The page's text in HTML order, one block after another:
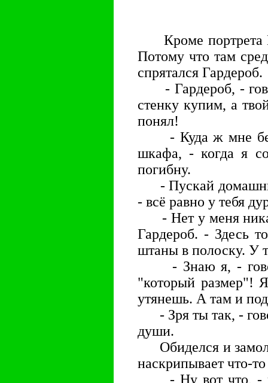
Кроме портрета
Потому что там
спрятался Гардероб.
- Гардероб, -
стенку купим, а
понял!
- Куда ж мне без
шкафа, - когда я
погибну.
- Пускай
- всё равно у тебя
- Нет у меня
Гардероб. - Здесь
штаны в полоску. У
- Знаю я, -
"который размер"!
утянешь. А там и
- Зря ты так, -
души.
Обиделся и
наскрипывает что-
- Ну вот что, -